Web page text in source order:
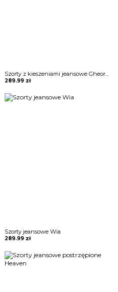
Szorty z kieszeniami jeansowe Gheorghina
289.99 zł
Szorty jeansowe Wia
289.99 zł